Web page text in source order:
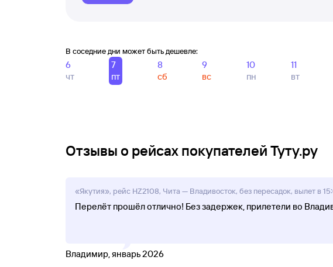
В соседние дни может быть дешевле:
6
чт
7
пт
8
сб
9
вс
10
пн
11
вт
Отзывы о рейсах покупателей Туту.ру
«Якутия», рейс HZ2108, Чита — Владивосток, без пересадок, вылет в
Перелёт прошёл отлично! Без задержек, прилетели во
Владимир, январь 2026